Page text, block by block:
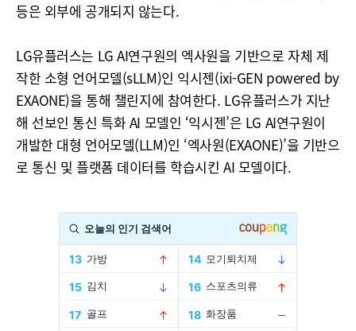
등은 외부에 공개되지 않는다.
LG유플러스는 LG AI연구원의 엑사원을 기반으로 자체 제
작한 소형 언어모델(sLLM)인 익시젠(ixi-GEN powered by
EXAONE)을 통해 챌린지에 참여한다. LG유플러스가 지난
해 선보인 통신 특화 AI 모델인 ‘익시젠’은 LG AI연구원이
개발한 대형 언어모델(LLM)인 ‘엑사원(EXAONE)’을 기반으
로 통신 및 플랫폼 데이터를 학습시킨 AI 모델이다.